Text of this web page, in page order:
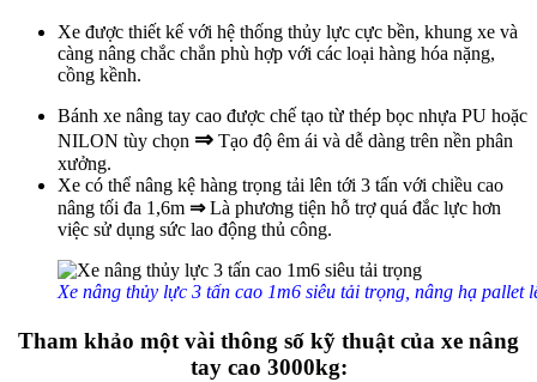
Xe được thiết kế với hệ thống thủy lực cực bền, khung xe và
càng nâng chắc chắn phù hợp với các loại hàng hóa nặng,
cồng kềnh.
Bánh xe nâng tay cao được chế tạo từ thép bọc nhựa PU hoặc
NILON tùy chọn ⇒ Tạo độ êm ái và dễ dàng trên nền phân
xưởng.
Xe có thể nâng kệ hàng trọng tải lên tới 3 tấn với chiều cao
nâng tối đa 1,6m ⇒Là phương tiện hỗ trợ quá đắc lực hơn
việc sử dụng sức lao động thủ công.
Xe nâng thủy lực 3 tấn cao 1m6 siêu tải trọng, nâng hạ pallet
Tham khảo một vài thông số kỹ thuật của xe nâng
tay cao 3000kg: